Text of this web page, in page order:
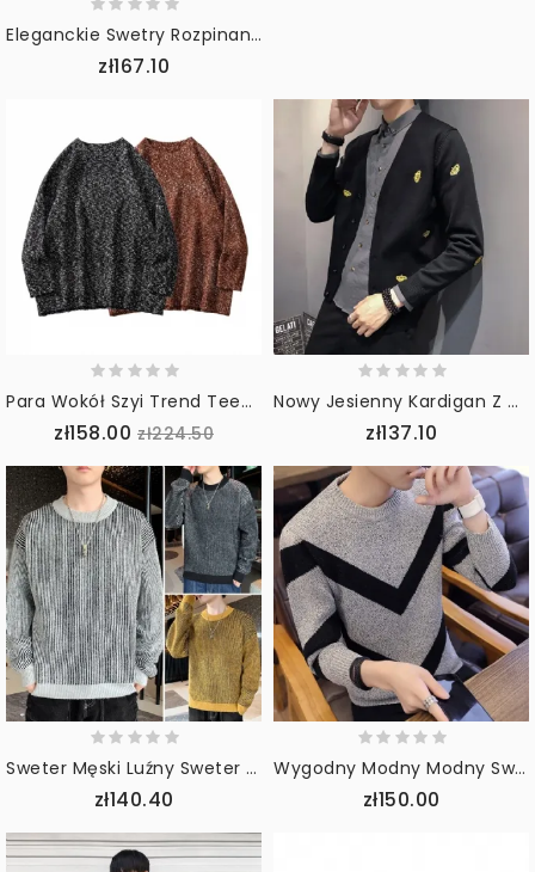
Eleganckie Swetry Rozpinane Męskie O Średniej Długości W Stylu Etnicznym
zł167.10
Para Wokół Szyi Trend Teen Męskie
zł158.00 zł224.50
Nowy Jesienny Kardigan Z Dzianiny Na Odzież Wierzchnią
zł137.10
Sweter Męski Luźny Sweter Z Okrągłym Dekoltem
zł140.40
Wygodny Modny Modny Sweter Z Okrągłym Dekoltem
zł150.00